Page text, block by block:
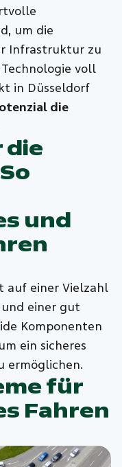
um die
Infrastruktur zu
voll
in Düsseldorf
die
die
und
auf einer Vielzahl
einer gut
Komponenten
ein sicheres
ermöglichen.
für
Fahren